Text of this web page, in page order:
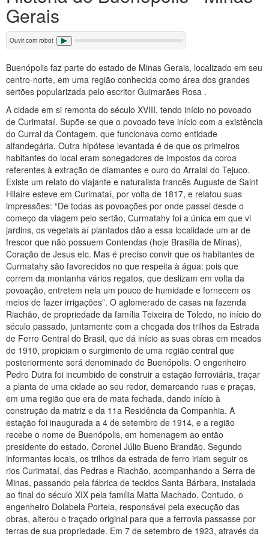
Gerais
Ouvir com robot
Buenópolis faz parte do estado de Minas Gerais, localizado em seu
centro-norte, em uma região conhecida como área dos grandes
sertões popularizada pelo escritor Guimarães Rosa .
A cidade em si remonta do século XVIII, tendo início no povoado
de Curimataí. Supõe-se que o povoado teve início com a existência
do Curral da Contagem, que funcionava como entidade
alfandegária. Outra hipótese levantada é de que os primeiros
habitantes do local eram sonegadores de impostos da coroa
referentes à extração de diamantes e ouro do Arraial do Tejuco.
Existe um relato do viajante e naturalista francês Auguste de Saint
Hilaire esteve em Curimataí, por volta de 1817, e relatou suas
impressões: “De todas as povoações por onde passei desde o
começo da viagem pelo sertão, Curmatahy foi a única em que vi
jardins, os vegetais aí plantados dão a essa localidade um ar de
frescor que não possuem Contendas (hoje Brasília de Minas),
Coração de Jesus etc. Mas é preciso convir que os habitantes de
Curmatahy são favorecidos no que respeita à água: pois que
correm da montanha vários regatos, que deslizam em volta da
povoação, entretem nela um pouco de humidade e fornecem os
meios de fazer irrigações”. O aglomerado de casas na fazenda
Riachão, de propriedade da família Teixeira de Toledo, no início do
século passado, juntamente com a chegada dos trilhos da Estrada
de Ferro Central do Brasil, que dá início as suas obras em meados
de 1910, propiciam o surgimento de uma região central que
posteriormente será denominado de Buenópolis. O engenheiro
Pedro Dutra foi incumbido de construir a estação ferroviária, traçar
a planta de uma cidade ao seu redor, demarcando ruas e praças,
em uma região que era de mata fechada, dando início à
construção da matriz e da 11a Residência da Companhia. A
estação foi inaugurada a 4 de setembro de 1914, e a região
recebe o nome de Buenópolis, em homenagem ao então
presidente do estado, Coronel Júlio Bueno Brandão. Segundo
informantes locais, os trilhos da estrada de ferro iriam seguir os
rios Curimataí, das Pedras e Riachão, acompanhando a Serra de
Minas, passando pela fábrica de tecidos Santa Bárbara, instalada
ao final do século XIX pela família Matta Machado. Contudo, o
engenheiro Dolabela Portela, responsável pela execução das
obras, alterou o traçado original para que a ferrovia passasse por
terras de sua propriedade. Em 7 de setembro de 1923, através da